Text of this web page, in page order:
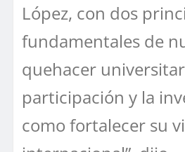
López, con dos
fundamentales de
quehacer
participación y la
como fortalecer su